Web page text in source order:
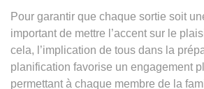
Pour garantir que chaque sortie soit
important de mettre l’accent sur le
cela, l’implication de tous dans la
planification favorise un engagement
permettant à chaque membre de la